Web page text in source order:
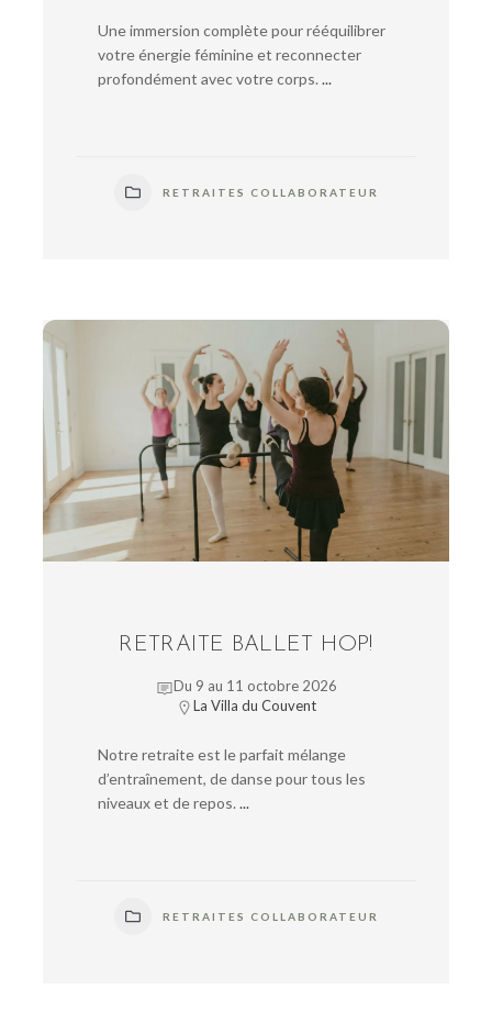
Une immersion complète pour rééquilibrer
votre énergie féminine et reconnecter
profondément avec votre corps. ...
RETRAITES COLLABORATEUR
RETRAITE BALLET HOP!
Du 9 au 11 octobre 2026
La Villa du Couvent
Notre retraite est le parfait mélange
d’entraînement, de danse pour tous les
niveaux et de repos. ...
RETRAITES COLLABORATEUR